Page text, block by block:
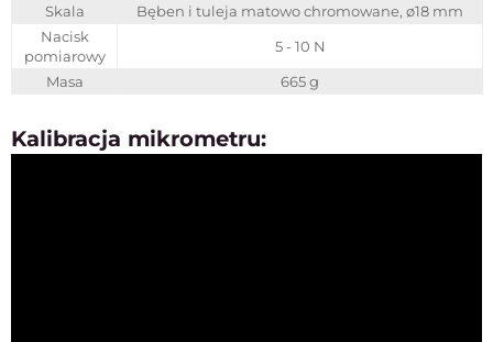
Skala
Bęben i tuleja matowo chromowane, ø18 mm
Nacisk
pomiarowy
5 - 10 N
Masa
665 g
Kalibracja mikrometru: